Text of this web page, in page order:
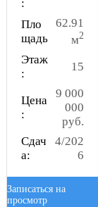
:
Пло
щадь
62.91
м2
Этаж
:
15
Цена
:
9 000
000
руб.
Сдач
а:
4/202
6
Записаться на
просмотр